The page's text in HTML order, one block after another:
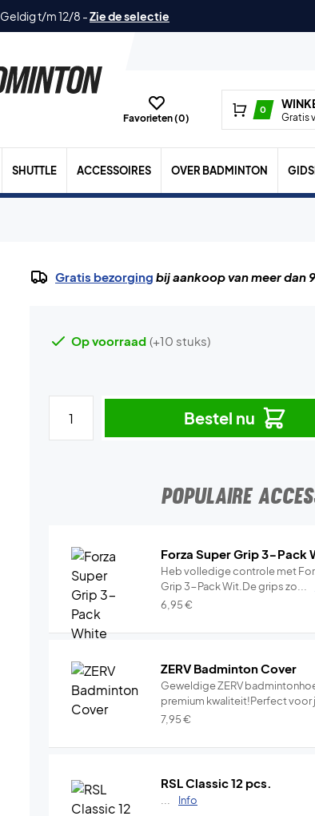
Geldig t/m 12/8 -Zie de selectie
Favorieten (0)
0
Gratis
SHUTTLE ACCESSOIRES OVER BADMINTON
Gratis bezorging bij aankoop van meer dan
Op voorraad (+10 stuks)
Bestel nu
POPULAIRE
Forza Super Grip 3-Pack
Heb volledige controle met
Grip 3-Pack Wit.De grips zo...
6,95€
ZERV Badminton Cover
Geweldige ZERV
premium kwaliteit!Perfect voor
7,95€
RSL Classic 12 pcs.
Info